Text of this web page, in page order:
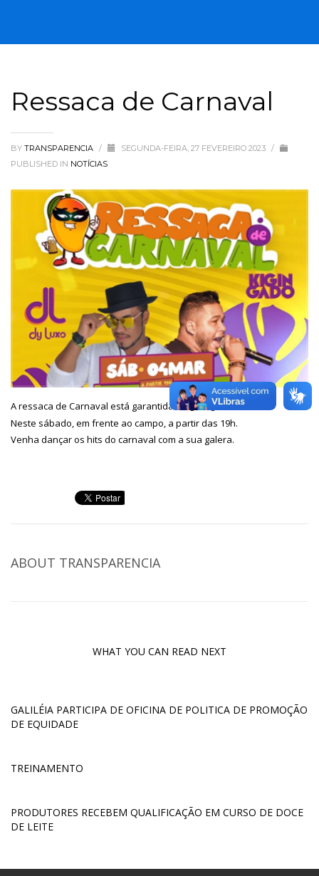
Ressaca de Carnaval
BY TRANSPARENCIA / SEGUNDA-FEIRA, 27 FEVEREIRO 2023 /
PUBLISHED IN NOTÍCIAS
A ressaca de Carnaval está garantida!
Neste sábado, em frente ao campo, a partir das 19h.
Venha dançar os hits do carnaval com a sua galera.
ABOUT TRANSPARENCIA
WHAT YOU CAN READ NEXT
GALILÉIA PARTICIPA DE OFICINA DE POLITICA DE PROMOÇÃO
DE EQUIDADE
TREINAMENTO
PRODUTORES RECEBEM QUALIFICAÇÃO EM CURSO DE DOCE
DE LEITE